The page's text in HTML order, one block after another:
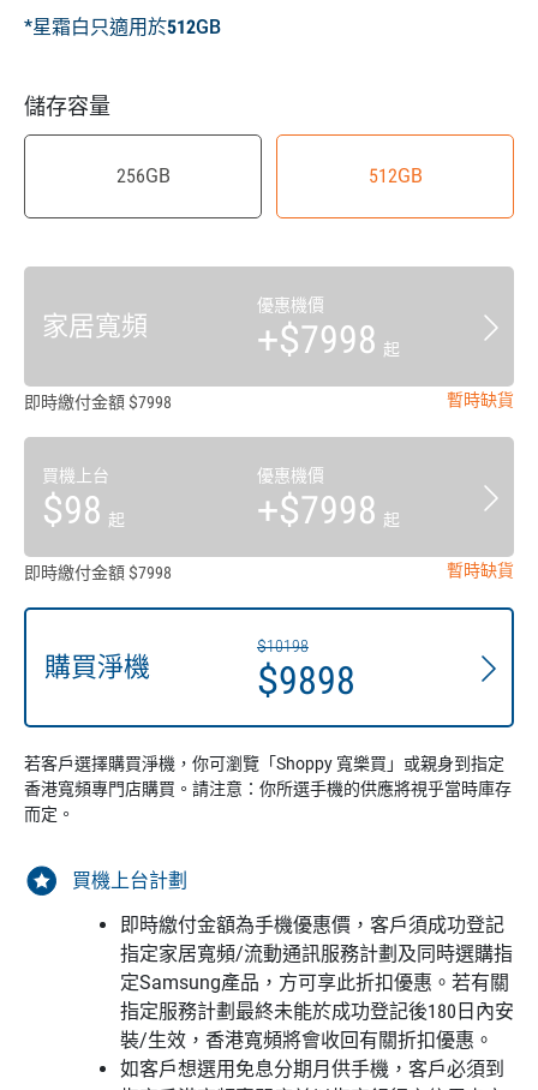
*星霜白只適用於512GB
儲存容量
256GB 512GB
家居寬頻
優惠機價
+$7998 起
即時繳付金額 $7998 暫時缺貨
買機上台
$98 起
優惠機價
+$7998 起
即時繳付金額 $7998 暫時缺貨
購買淨機
$10198
$9898
若客戶選擇購買淨機，你可瀏覽「Shoppy 寬樂買」或親身到指定
香港寬頻專門店購買。請注意：你所選手機的供應將視乎當時庫存
而定。
買機上台計劃
即時繳付金額為手機優惠價，客戶須成功登記
指定家居寬頻/流動通訊服務計劃及同時選購指
定Samsung產品，方可享此折扣優惠。若有關
指定服務計劃最終未能於成功登記後180日內安
裝/生效，香港寬頻將會收回有關折扣優惠。
如客戶想選用免息分期月供手機，客戶必須到